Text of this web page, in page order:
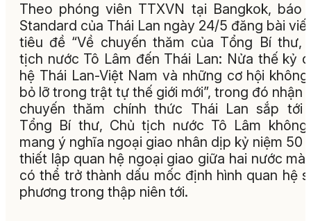
Theo phóng viên TTXVN tại Bangkok, báo
Standard của Thái Lan ngày 24/5 đăng bài
tiêu đề “Về chuyến thăm của Tổng Bí thư,
tịch nước Tô Lâm đến Thái Lan: Nửa thế kỷ
hệ Thái Lan-Việt Nam và những cơ hội
bỏ lỡ trong trật tự thế giới mới”, trong đó nhận
chuyến thăm chính thức Thái Lan sắp tới
Tổng Bí thư, Chủ tịch nước Tô Lâm
mang ý nghĩa ngoại giao nhân dịp kỷ niệm 50
thiết lập quan hệ ngoại giao giữa hai nước mà
có thể trở thành dấu mốc định hình quan hệ
phương trong thập niên tới.